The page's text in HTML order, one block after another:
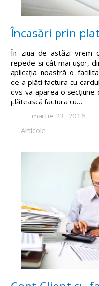
Încasări prin
În ziua de astăzi vrem
repede si cât mai ușor,
aplicația noastră o
de a plăti factura cu
dvs va aparea o secțiune
plătească factura cu…
martie 23, 2016
Articole